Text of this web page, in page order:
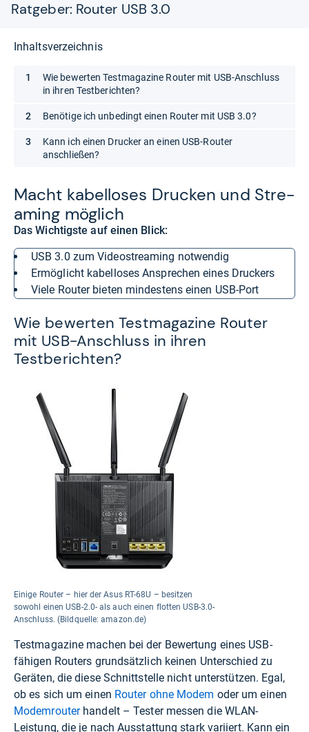
Ratgeber: Router USB 3.0
Macht kabel­lo­ses Dru­cken und Stre­
a­ming mög­lich
Das Wichtigste auf einen Blick:
USB 3.0 zum Videostreaming notwendig
ermöglicht kabelloses Ansprechen eines Druckers
viele Router bieten mindestens einen USB-Port
Wie bewerten Testmagazine Router
mit USB-Anschluss in ihren
Testberichten?
Einige Router – hier der Asus RT-68U – besitzen
sowohl einen USB-2.0- als auch einen flotten USB-3.0-
Anschluss. (Bildquelle: amazon.de)
Testmagazine machen bei der Bewertung eines USB-
fähigen Routers grundsätzlich keinen Unterschied zu
Geräten, die diese Schnittstelle nicht unterstützen. Egal,
ob es sich um einen Router ohne Modem oder um einen
Modemrouter handelt – Tester messen die WLAN-
Leistung, die je nach Ausstattung stark variiert. Kann ein
Inhaltsverzeichnis
Wie bewerten Testmagazine Router mit USB-Anschluss
in ihren Testberichten?
Benötige ich unbedingt einen Router mit USB 3.0?
Kann ich einen Drucker an einen USB-Router
anschließen?